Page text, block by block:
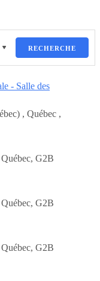
RECHERCHE
- Salle des
, Québec ,
G2B
G2B
G2B